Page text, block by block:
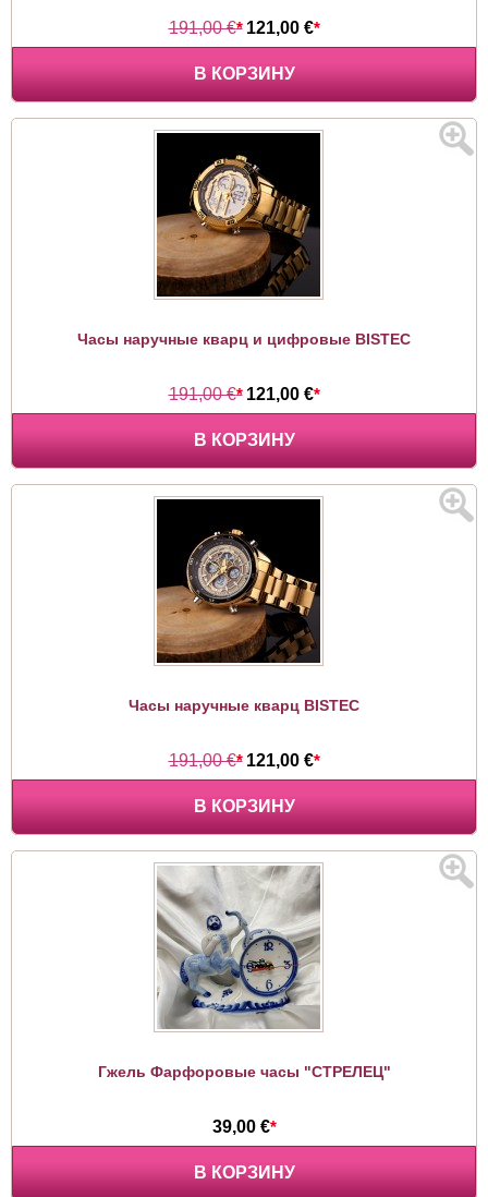
191,00 €* 121,00 €*
В КОРЗИНУ
Часы наручные кварц и цифровые BISTEC
191,00 €* 121,00 €*
В КОРЗИНУ
Часы наручные кварц BISTEC
191,00 €* 121,00 €*
В КОРЗИНУ
Гжель Фарфоровые часы "СТРЕЛЕЦ"
39,00 €*
В КОРЗИНУ